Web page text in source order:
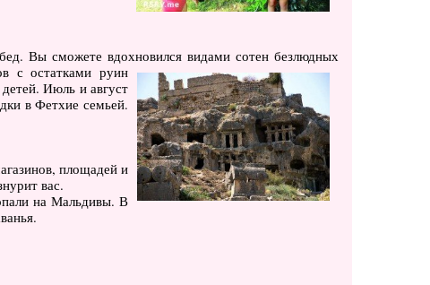
Вы сможете вдохновился видами сотен безлюдных
с остатками руин
Июль и август
в Фетхие семьей.
площадей и
вас.
на Мальдивы. В